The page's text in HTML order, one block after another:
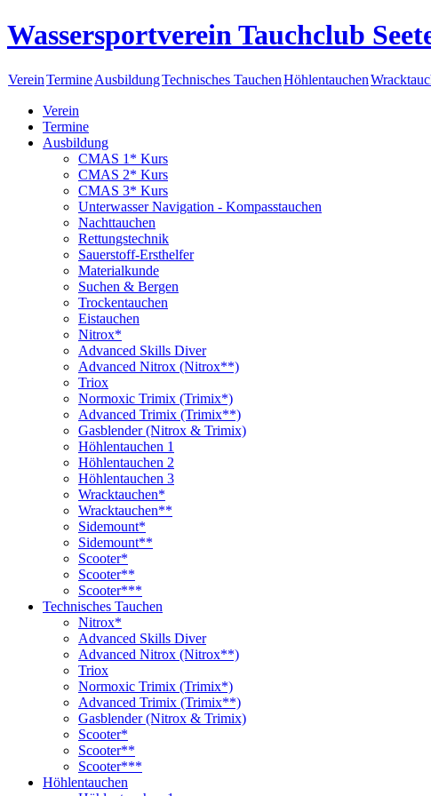
Wassersportverein Tauchclub
VereinTermineAusbildungTechnisches TauchenHöhlentauchen
Verein
Termine
Ausbildung
CMAS 1* Kurs
CMAS 2* Kurs
CMAS 3* Kurs
Unterwasser Navigation - Kompasstauchen
Nachttauchen
Rettungstechnik
Sauerstoff-Ersthelfer
Materialkunde
Suchen & Bergen
Trockentauchen
Eistauchen
Nitrox*
Advanced Skills Diver
Advanced Nitrox (Nitrox**)
Triox
Normoxic Trimix (Trimix*)
Advanced Trimix (Trimix**)
Gasblender (Nitrox & Trimix)
Höhlentauchen 1
Höhlentauchen 2
Höhlentauchen 3
Wracktauchen*
Wracktauchen**
Sidemount*
Sidemount**
Scooter*
Scooter**
Scooter***
Technisches Tauchen
Nitrox*
Advanced Skills Diver
Advanced Nitrox (Nitrox**)
Triox
Normoxic Trimix (Trimix*)
Advanced Trimix (Trimix**)
Gasblender (Nitrox & Trimix)
Scooter*
Scooter**
Scooter***
Höhlentauchen